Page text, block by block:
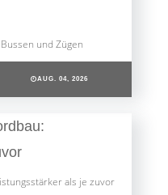
und Zügen
AUG. 04, 2026
als je zuvor